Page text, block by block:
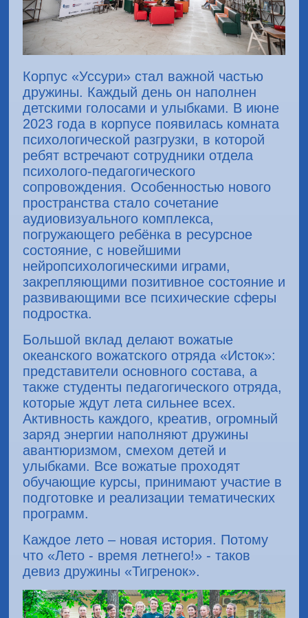
Корпус «Уссури» стал важной частью
дружины. Каждый день он наполнен
детскими голосами и улыбками. В июне
2023 года в корпусе появилась комната
психологической разгрузки, в которой
ребят встречают сотрудники отдела
психолого-педагогического
сопровождения. Особенностью нового
пространства стало сочетание
аудиовизуального комплекса,
погружающего ребёнка в ресурсное
состояние, с новейшими
нейропсихологическими играми,
закрепляющими позитивное состояние и
развивающими все психические сферы
подростка.
Большой вклад делают вожатые
океанского вожатского отряда «Исток»:
представители основного состава, а
также студенты педагогического отряда,
которые ждут лета сильнее всех.
Активность каждого, креатив, огромный
заряд энергии наполняют дружины
авантюризмом, смехом детей и
улыбками. Все вожатые проходят
обучающие курсы, принимают участие в
подготовке и реализации тематических
программ.
Каждое лето – новая история. Потому
что «Лето - время летнего!» - таков
девиз дружины «Тигренок».